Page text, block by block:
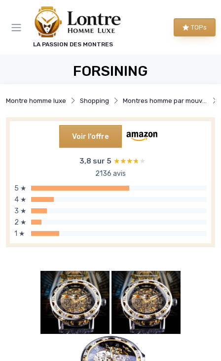
LA PASSION DES MONTRES
TOPs
FORSINING
Montre homme luxe Shopping Montres homme par mouvement
Voir l'offre
3,8 sur 5 ★★★★★
★★★★★
2136 avis
5 ★
4 ★
3 ★
2 ★
1 ★
Panneau de gestion des cookies